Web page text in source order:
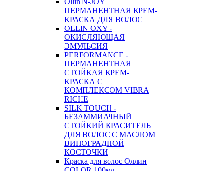
Ollin N-JOY
ПЕРМАНЕНТНАЯ КРЕМ-
КРАСКА ДЛЯ ВОЛОС
OLLIN OXY -
ОКИСЛЯЮЩАЯ
ЭМУЛЬСИЯ
PERFORMANCE -
ПЕРМАНЕНТНАЯ
СТОЙКАЯ КРЕМ-
КРАСКА С
КОМПЛЕКСОМ VIBRA
RICHE
SILK TOUCH -
БЕЗАММИАЧНЫЙ
СТОЙКИЙ КРАСИТЕЛЬ
ДЛЯ ВОЛОС С МАСЛОМ
ВИНОГРАДНОЙ
КОСТОЧКИ
Краска для волос Оллин